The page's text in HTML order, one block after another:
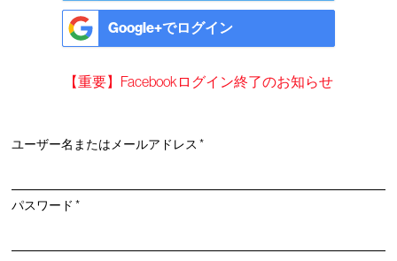
Google+でログイン
【重要】Facebookログイン終了のお知らせ
ユーザー名またはメールアドレス*必
パスワード*必